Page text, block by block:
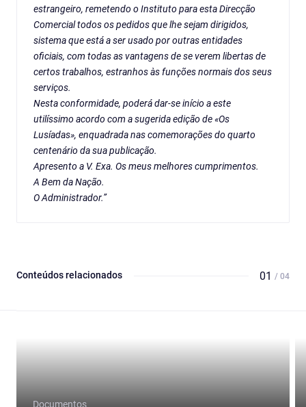
estrangeiro, remetendo o Instituto para esta Direcção
Comercial todos os pedidos que lhe sejam dirigidos,
sistema que está a ser usado por outras entidades
oficiais, com todas as vantagens de se verem libertas de
certos trabalhos, estranhos às funções normais dos seus
serviços.
Nesta conformidade, poderá dar-se início a este
utilíssimo acordo com a sugerida edição de «Os
Lusíadas», enquadrada nas comemorações do quarto
centenário da sua publicação.
Apresento a V. Exa. Os meus melhores cumprimentos.
A Bem da Nação.
O Administrador.”
Conteúdos relacionados 01 / 04
Documentos